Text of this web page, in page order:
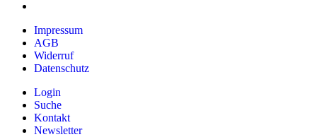
Impressum
AGB
Widerruf
Datenschutz
Login
Suche
Kontakt
Newsletter